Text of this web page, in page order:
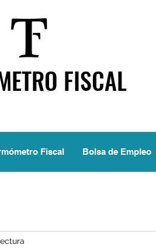
FISCAL
Fiscal Bolsa de Empleo